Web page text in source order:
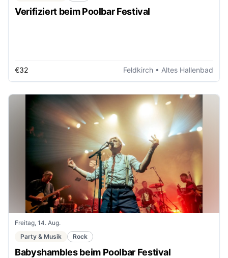
Verifiziert beim Poolbar Festival
€32 Feldkirch • Altes Hallenbad
Freitag, 14. Aug.
Party & Musik
Rock
Babyshambles beim Poolbar Festival